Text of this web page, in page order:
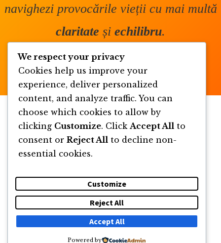
navighezi provocările vieții cu mai multă
claritate și echilibru.
DESPRE NEWSLETTER CĂUTARE CONTACT
© 2011 -2026 TOATE DREPTURILE REZERVATE FLORIN ROȘOGA
We respect your privacy
Cookies help us improve your
experience, deliver personalized
content, and analyze traffic. You can
choose which cookies to allow by
clicking Customize. Click Accept All to
consent or Reject All to decline non-
essential cookies.
Customize
Reject All
Accept All
Powered by